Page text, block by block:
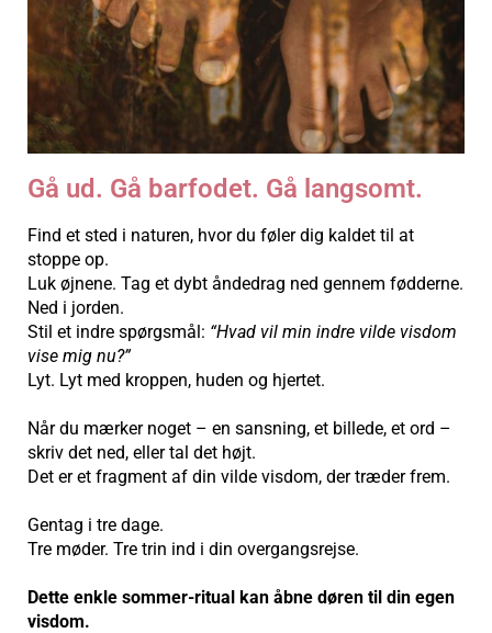
Gå ud. Gå barfodet. Gå langsomt.
Find et sted i naturen, hvor du føler dig kaldet til at
stoppe op.
Luk øjnene. Tag et dybt åndedrag ned gennem fødderne.
Ned i jorden.
Stil et indre spørgsmål: “Hvad vil min indre vilde visdom
vise mig nu?”
Lyt. Lyt med kroppen, huden og hjertet.
Når du mærker noget – en sansning, et billede, et ord –
skriv det ned, eller tal det højt.
Det er et fragment af din vilde visdom, der træder frem.
Gentag i tre dage.
Tre møder. Tre trin ind i din overgangsrejse.
Dette enkle sommer-ritual kan åbne døren til din egen
visdom.